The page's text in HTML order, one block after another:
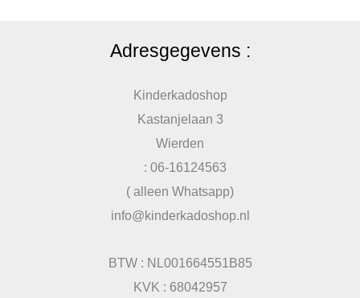
Adresgegevens :
Kinderkadoshop
Kastanjelaan 3
Wierden
: 06-16124563
( alleen Whatsapp)
info@kinderkadoshop.nl
BTW : NL001664551B85
KVK : 68042957